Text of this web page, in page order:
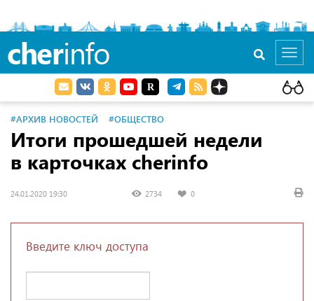
cherinfo
#АРХИВ НОВОСТЕЙ #ОБЩЕСТВО
Итоги прошедшей недели
в карточках cherinfo
24.01.2020 19:30 2734 0
Введите ключ доступа